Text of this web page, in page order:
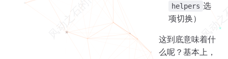
helpers 选
项切换）
这到底意味着什
么呢？基本上，